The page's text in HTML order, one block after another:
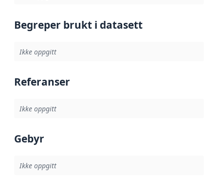
Begreper brukt i datasett
Ikke oppgitt
Referanser
Ikke oppgitt
Gebyr
Ikke oppgitt